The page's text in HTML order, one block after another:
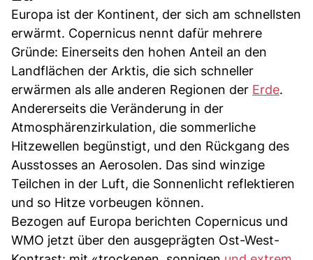
Europa ist der Kontinent, der sich am schnellsten
erwärmt. Copernicus nennt dafür mehrere
Gründe: Einerseits den hohen Anteil an den
Landflächen der Arktis, die sich schneller
erwärmen als alle anderen Regionen der Erde.
Andererseits die Veränderung in der
Atmosphärenzirkulation, die sommerliche
Hitzewellen begünstigt, und den Rückgang des
Ausstosses an Aerosolen. Das sind winzige
Teilchen in der Luft, die Sonnenlicht reflektieren
und so Hitze vorbeugen können.
Bezogen auf Europa berichten Copernicus und
WMO jetzt über den ausgeprägten Ost-West-